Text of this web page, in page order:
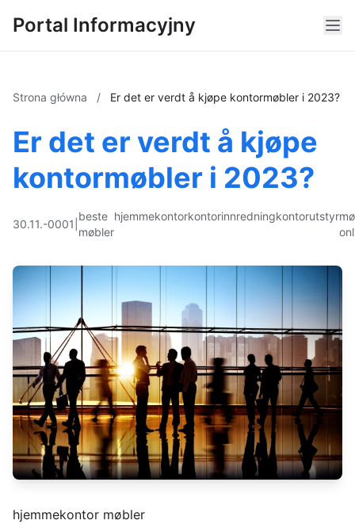
Portal Informacyjny
Strona główna / Er det er verdt å kjøpe kontormøbler i 2023?
Er det er verdt å kjøpe
kontormøbler i 2023?
30.11.-0001
beste
møbler
hjemmekontorkontorinnredningkontorutstyr
hjemmekontor møbler